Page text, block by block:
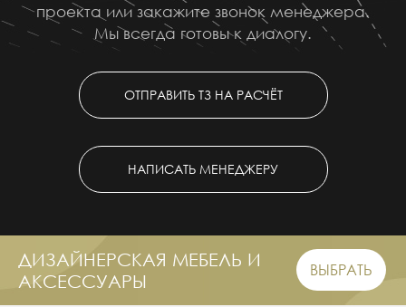
проекта или закажите звонок менеджера.
Мы всегда готовы к диалогу.
ОТПРАВИТЬ ТЗ НА РАСЧЁТ
НАПИСАТЬ МЕНЕДЖЕРУ
ДИЗАЙНЕРСКАЯ МЕБЕЛЬ И
АКСЕССУАРЫ
ВЫБРАТЬ